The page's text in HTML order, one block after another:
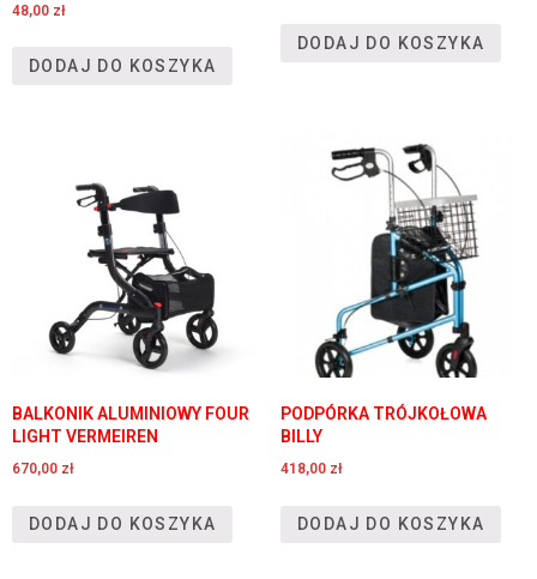
48,00 zł
DODAJ DO KOSZYKA
DODAJ DO KOSZYKA
BALKONIK ALUMINIOWY FOUR
LIGHT VERMEIREN
670,00 zł
DODAJ DO KOSZYKA
PODPÓRKA TRÓJKOŁOWA
BILLY
418,00 zł
DODAJ DO KOSZYKA